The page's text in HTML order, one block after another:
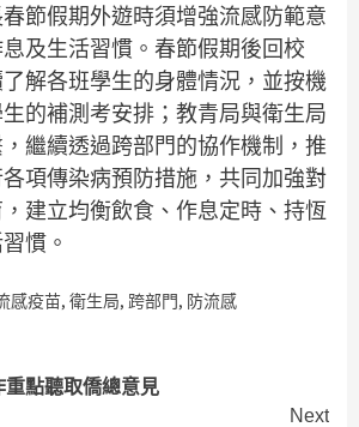
節假期外遊時須增強流感防範意
及生活習慣。春節假期後回校
解各班學生的身體情況，並按機
的補測考安排；教青局與衛生局
繼續透過跨部門的協作機制，推
項傳染病預防措施，共同加強對
建立均衡飲食、作息定時、持恆
慣。
感疫苗, 衛生局, 跨部門, 防流感
點聽取僑總意見
Next